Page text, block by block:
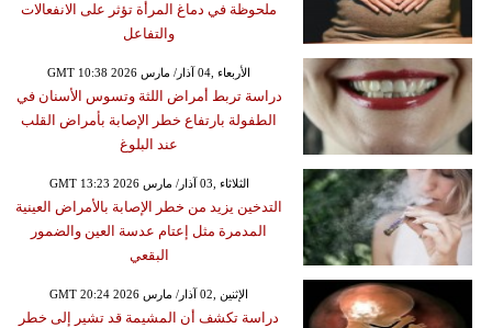
ملحوظة في دماغ المرأة تؤثر على الانفعالات
والتفاعل
GMT 10:38 2026 الأربعاء ,04 آذار/ مارس
دراسة تربط أمراض اللثة وتسوس الأسنان في
الطفولة بارتفاع خطر الإصابة بأمراض القلب
عند البلوغ
GMT 13:23 2026 الثلاثاء ,03 آذار/ مارس
التدخين يزيد من خطر الإصابة بالأمراض العينية
المدمرة مثل إعتام عدسة العين والضمور
البقعي
GMT 20:24 2026 الإثنين ,02 آذار/ مارس
دراسة تكشف أن المشيمة قد تشير إلى خطر